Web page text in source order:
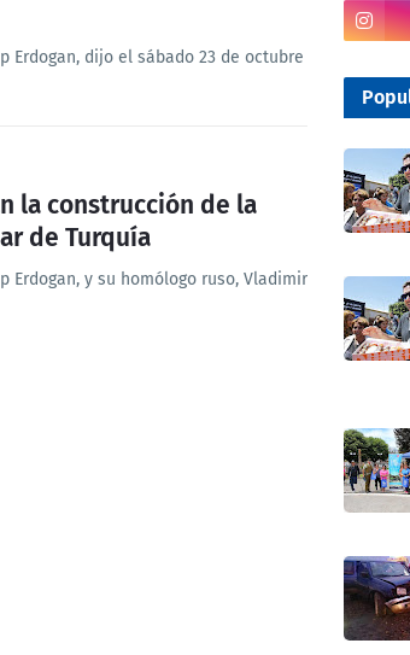
Erdogan, dijo el sábado 23 de octubre
la construcción de la
de Turquía
Erdogan, y su homólogo ruso, Vladimir